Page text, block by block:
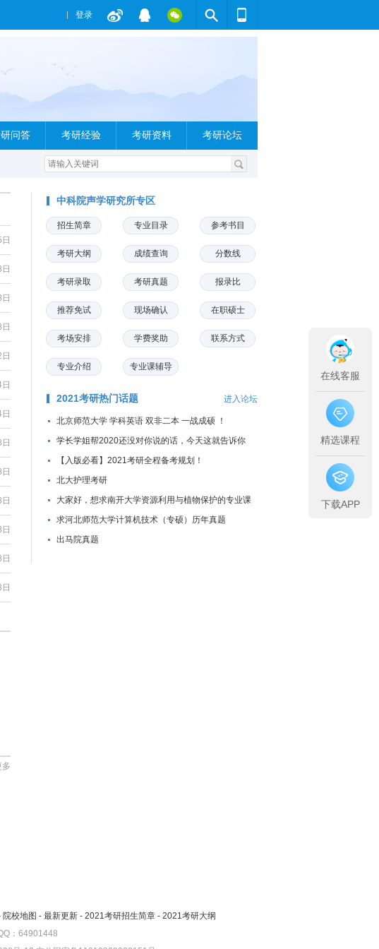
登录
问答 考研经验 考研资料 考研论坛
多
中科院声学研究所专区
招生简章 专业目录 参考书目
考研大纲 成绩查询 分数线
考研录取 考研真题 报录比
推荐免试 现场确认 在职硕士
考场安排 学费奖助 联系方式
专业介绍 专业课辅导
2021考研热门话题 进入论坛
北京师范大学 学科英语 双非二本 一战成硕 ！
学长学姐帮2020还没对你说的话，今天这就告诉你
【入版必看】2021考研全程备考规划！
北大护理考研
大家好，想求南开大学资源利用与植物保护的专业课
资料...
求河北师范大学计算机技术（专硕）历年真题
出马院真题
院校地图 - 最新更新 - 2021考研招生简章 - 2021考研大纲
：64901448
在线客服
精选课程
下载APP